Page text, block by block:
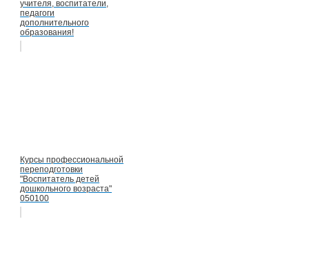
учителя, воспитатели,
педагоги
дополнительного
образования!
Курсы профессиональной
переподготовки
"Воспитатель детей
дошкольного возраста"
050100